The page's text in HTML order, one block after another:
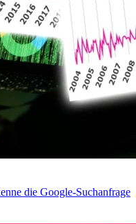
die Google-Suchanfrage